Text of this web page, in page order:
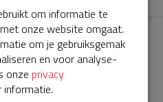
om informatie te
onze website omgaat.
om je gebruiksgemak
en voor analyse-
onze privacy